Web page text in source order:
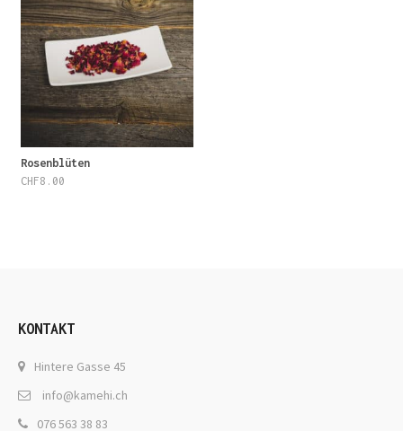
Rosenblüten
CHF8.00
KONTAKT
Hintere Gasse 45
info@kamehi.ch
076 563 38 83